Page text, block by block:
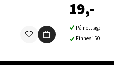
19,-
På nettlager
Finnes i 50
Storsenter